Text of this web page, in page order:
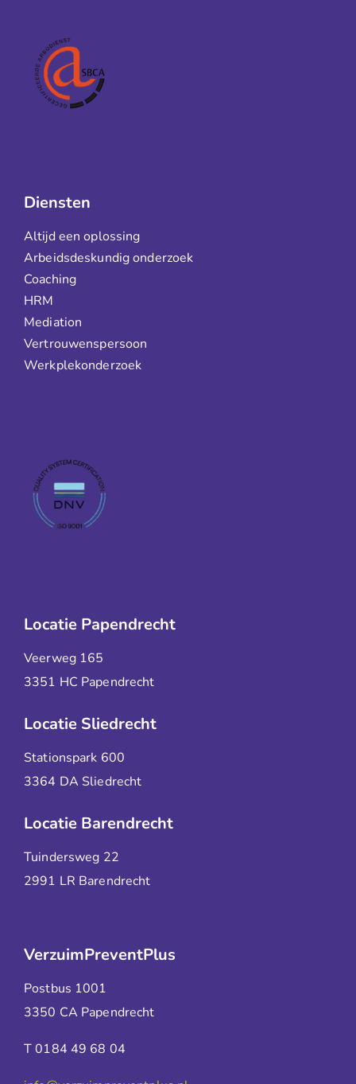
Diensten
Altijd een oplossing
Arbeidsdeskundig onderzoek
Coaching
HRM
Mediation
Vertrouwenspersoon
Werkplekonderzoek
Locatie Papendrecht
Veerweg 165
3351 HC Papendrecht
Locatie Sliedrecht
Stationspark 600
3364 DA Sliedrecht
Locatie Barendrecht
Tuindersweg 22
2991 LR Barendrecht
VerzuimPreventPlus
Postbus 1001
3350 CA Papendrecht
T 0184 49 68 04